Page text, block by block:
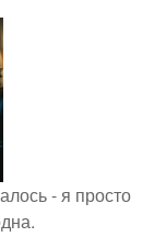
- я просто